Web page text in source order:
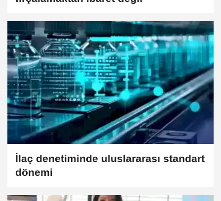
İlaç denetiminde uluslararası standart
dönemi